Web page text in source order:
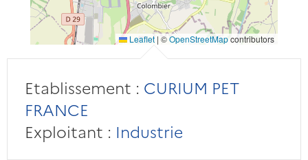
Leaflet | ©OpenStreetMapcontributors
Etablissement : CURIUM PET
FRANCE
Exploitant : Industrie